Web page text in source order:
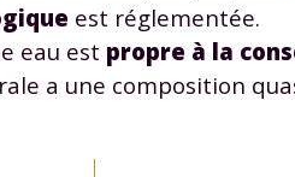
est réglementée.
eau est propre à la
a une composition